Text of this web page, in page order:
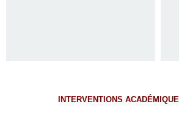
INTERVENTIONS